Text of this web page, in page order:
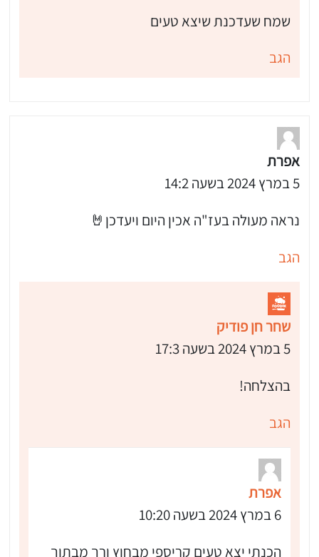
שמח שעדכנת שיצא טעים
הגב
אפרת
5 במרץ 2024 בשעה 14:2
נראה מעולה בעז"ה אכין היום ויעדכן🤘
הגב
שחר חן פודיק
5 במרץ 2024 בשעה 17:3
בהצלחה!
הגב
אפרת
6 במרץ 2024 בשעה 10:20
הכנתי יצא טעים קריספי מבחוץ ורך מבתוך